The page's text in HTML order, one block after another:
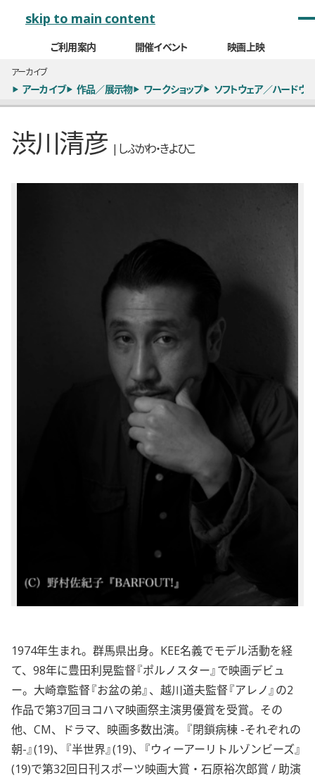
skip to main content
ご利用案内 開催イベント 映画上映
アーカイブ
アーカイブ 作品／展示物 ワークショップ ソフトウェア／ハードウ
渋川清彦 | しぶかわ・きよひこ
1974年生まれ。群馬県出身。KEE名義でモデル活動を経
て、98年に豊田利晃監督『ポルノスター』で映画デビュ
ー。大崎章監督『お盆の弟』、越川道夫監督『アレノ』の2
作品で第37回ヨコハマ映画祭主演男優賞を受賞。その
他、CM、ドラマ、映画多数出演。『閉鎖病棟 -それぞれの
朝-』(19)、『半世界』(19)、『ウィーアーリトルゾンビーズ』
(19)で第32回日刊スポーツ映画大賞・石原裕次郎賞 / 助演